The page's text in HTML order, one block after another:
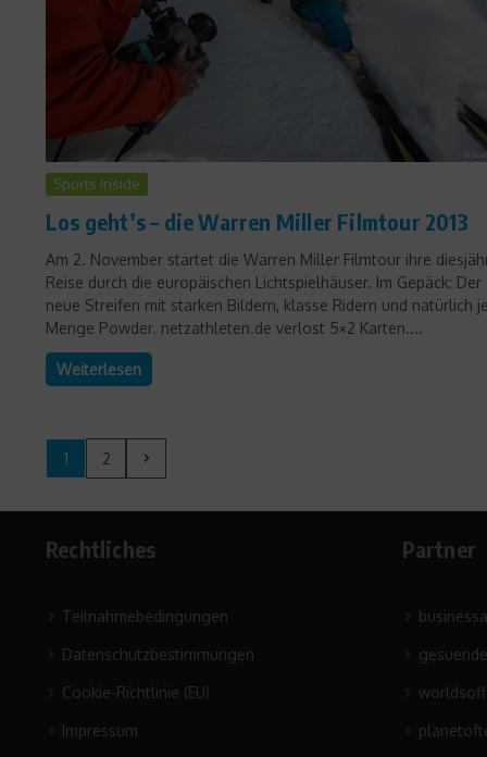
Sports Inside
Los geht’s – die Warren Miller Filmtour 2013
Am 2. November startet die Warren Miller Filmtour ihre
Reise durch die europäischen Lichtspielhäuser. Im Gepäck: Der
neue Streifen mit starken Bildern, klasse Ridern und natürlich
Menge Powder. netzathleten.de verlost 5×2 Karten....
Weiterlesen
1 2
Rechtliches
Teilnahmebedingungen
Datenschutzbestimmungen
Cookie-Richtlinie (EU)
Impressum
Partner